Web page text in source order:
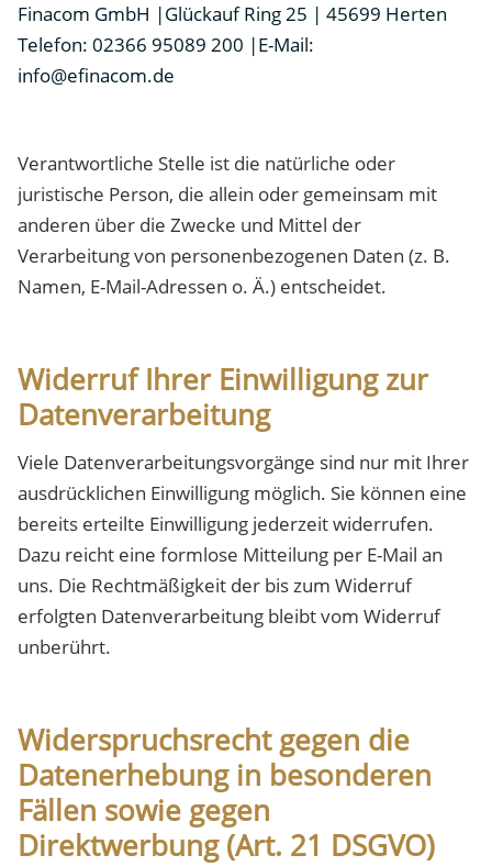
Finacom GmbH |Glückauf Ring 25 | 45699 Herten
Telefon: 02366 95089 200 |E-Mail:
info@efinacom.de
Verantwortliche Stelle ist die natürliche oder
juristische Person, die allein oder gemeinsam mit
anderen über die Zwecke und Mittel der
Verarbeitung von personenbezogenen Daten (z. B.
Namen, E-Mail-Adressen o. Ä.) entscheidet.
Widerruf Ihrer Einwilligung zur
Datenverarbeitung
Viele Datenverarbeitungsvorgänge sind nur mit Ihrer
ausdrücklichen Einwilligung möglich. Sie können eine
bereits erteilte Einwilligung jederzeit widerrufen.
Dazu reicht eine formlose Mitteilung per E-Mail an
uns. Die Rechtmäßigkeit der bis zum Widerruf
erfolgten Datenverarbeitung bleibt vom Widerruf
unberührt.
Widerspruchsrecht gegen die
Datenerhebung in besonderen
Fällen sowie gegen
Direktwerbung (Art. 21 DSGVO)